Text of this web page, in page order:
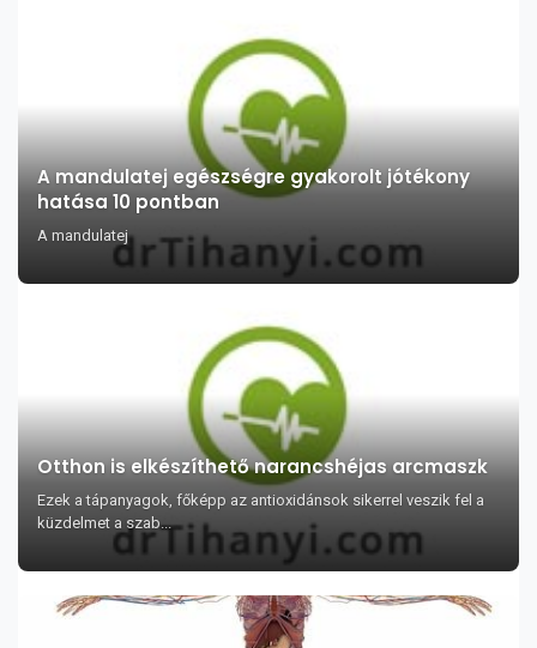
A mandulatej egészségre gyakorolt jótékony
hatása 10 pontban
A mandulatej
Otthon is elkészíthető narancshéjas arcmaszk
Ezek a tápanyagok, főképp az antioxidánsok sikerrel veszik fel a
küzdelmet a szab...